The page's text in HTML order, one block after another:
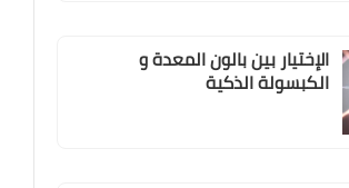
الإختيار بين بالون المعدة و
الكبسولة الذكية